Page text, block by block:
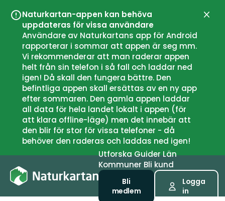
Naturkartan-appen kan behöva
uppdateras för vissa användare
Användare av Naturkartans app för Android
rapporterar i sommar att appen är seg mm.
Vi rekommenderar att man raderar appen
helt från sin telefon i så fall och laddar ned
igen! Då skall den fungera bättre. Den
befintliga appen skall ersättas av en ny app
efter sommaren. Den gamla appen laddar
all data för hela landet lokalt i appen (för
att klara offline-läge) men det innebär att
den blir för stor för vissa telefoner - då
behöver den raderas och laddas ned igen!
UtforskaGuiderLän
Kommuner Bli kund
Bli
medlem
Logga
in